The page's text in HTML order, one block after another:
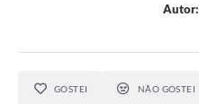
Autor:
GOSTEI NÃO GOSTEI